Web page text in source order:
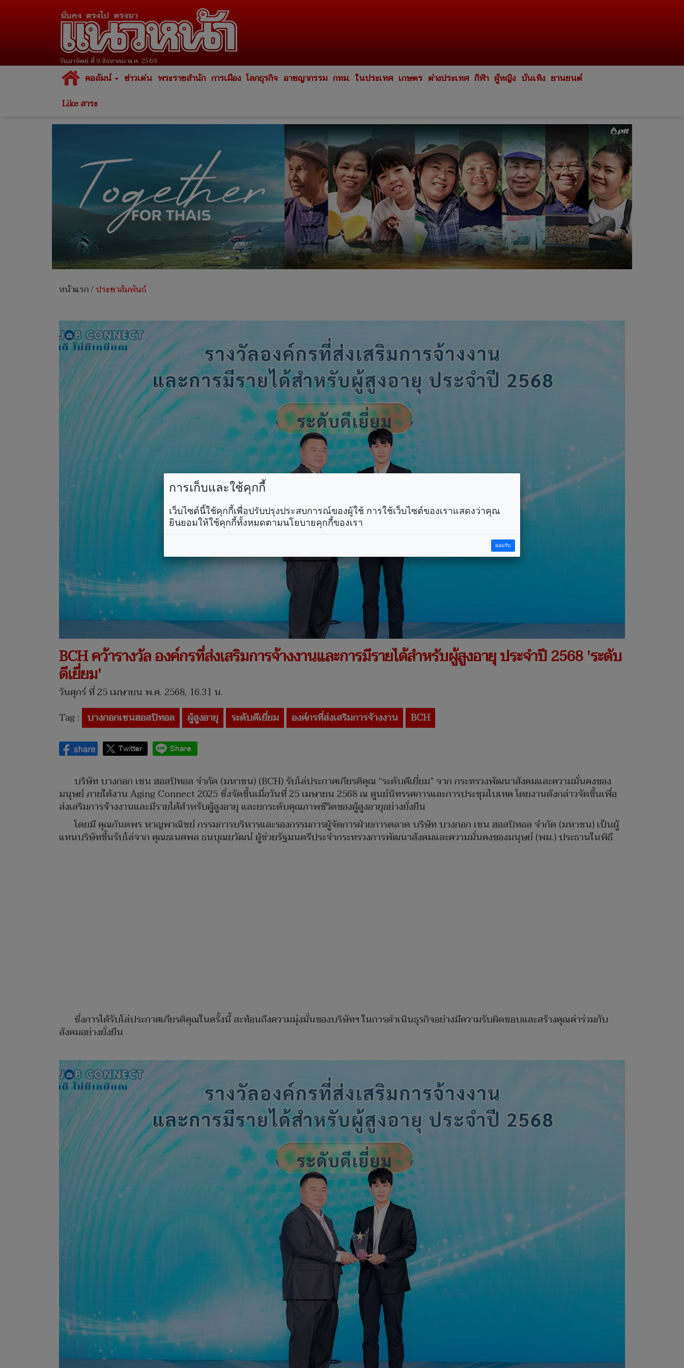
วันอาทิตย์ ที่ 9 สิงหาคม พ.ศ. 2569
คอลัมน์ ข่าวเด่น พระราชสำนัก การเมือง โลกธุรกิจ อาชญากรรม กทม. ในประเทศ เกษตร ต่างประเทศ กีฬา ผู้หญิง บันเทิง ยานยนต์
Like สาระ
หน้าแรก/ประชาสัมพันธ์
BCH คว้ารางวัล องค์กรที่ส่งเสริมการจ้างงานและการมีรายได้สำหรับผู้สูงอายุ ประจำปี 2568 'ระดับ
ดีเยี่ยม'
วันศุกร์ ที่ 25 เมษายน พ.ศ. 2568, 16.31 น.
Tag : บางกอกเชนฮอสปิทอล ผู้สูงอายุ ระดับดีเยี่ยม องค์กรที่ส่งเสริมการจ้างงาน BCH
บริษัท บางกอก เชน ฮอสปิทอล จํากัด (มหาชน) (BCH) รับโล่ประกาศเกียรติคุณ “ระดับดีเยี่ยม” จาก กระทรวงพัฒนาสังคมและความมั่นคงของ
มนุษย์ ภายใต้งาน Aging Connect 2025 ซึ่งจัดขึ้นเมื่อวันที่ 25 เมษายน 2568 ณ ศูนย์นิทรรศการและการประชุมไบเทค โดยงานดังกล่าวจัดขึ้นเพื่อ
ส่งเสริมการจ้างงานและมีรายได้สำหรับผู้สูงอายุ และยกระดับคุณภาพชีวิตของผู้สูงอายุอย่างยั่งยืน
โดยมี คุณกันตพร หาญพาณิชย์ กรรมการบริหารและรองกรรมการผู้จัดการฝ่ายการตลาด บริษัท บางกอก เชน ฮอสปิทอล จํากัด (มหาชน) เป็นผู้
แทนบริษัทขึ้นรับโล่จาก คุณธเนศพล ธนบุณยวัฒน์ ผู้ช่วยรัฐมนตรีประจำกระทรวงการพัฒนาสังคมและความมั่นคงของมนุษย์ (พม.) ประธานในพิธี
ซึ่งการได้รับโล่ประกาศเกียรติคุณในครั้งนี้ สะท้อนถึงความมุ่งมั่นของบริษัทฯ ในการดำเนินธุรกิจอย่างมีความรับผิดชอบและสร้างคุณค่าร่วมกับ
สังคมอย่างยั่งยืน
การเก็บและใช้คุกกี้
เว็บไซต์นี้ใช้คุกกี้เพื่อปรับปรุงประสบการณ์ของผู้ใช้ การใช้เว็บไซต์ของเราแสดงว่าคุณ
ยินยอมให้ใช้คุกกี้ทั้งหมดตามนโยบายคุกกี้ของเรา
ยอมรับ